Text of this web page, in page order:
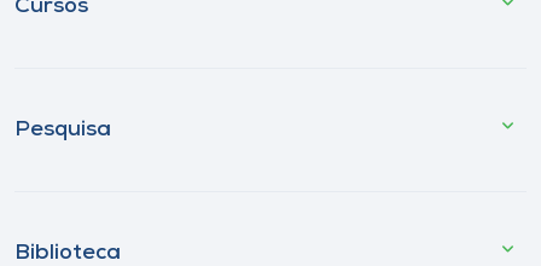
Cursos
Pesquisa
Biblioteca